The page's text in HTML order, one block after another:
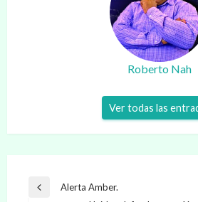
Roberto Nah
Ver todas las
Navegación
Entrada
Alerta Amber.